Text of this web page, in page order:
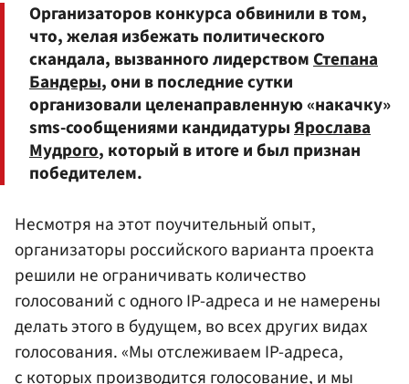
Организаторов конкурса обвинили в том,
что, желая избежать политического
скандала, вызванного лидерствомСтепана
Бандеры, они в последние сутки
организовали целенаправленную «накачку»
sms-сообщениями кандидатурыЯрослава
Мудрого, который в итоге и был признан
победителем.
Несмотря на этот поучительный опыт,
организаторы российского варианта проекта
решили не ограничивать количество
голосований с одного IP-адреса и не намерены
делать этого в будущем, во всех других видах
голосования. «Мы отслеживаем IP-адреса,
с которых производится голосование, и мы